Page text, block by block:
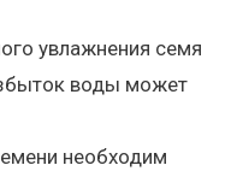
увлажнения семя
воды может
необходим